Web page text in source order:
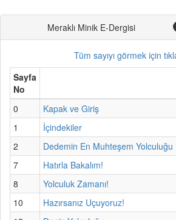
Meraklı Minik E-Dergisi
Tüm sayıyı görmek için
Sayfa
No
0
Kapak ve Giriş
1
İçindekiler
2
Dedemin En Muhteşem Yolculuğu
7
Hatırla Bakalım!
8
Yolculuk Zamanı!
10
Hazırsanız Uçuyoruz!